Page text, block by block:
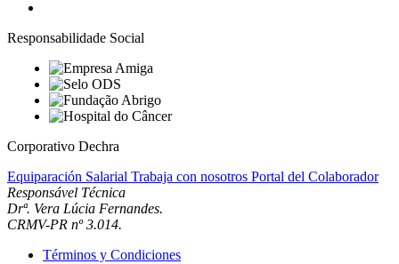
Responsabilidade Social
Corporativo Dechra
Equiparación Salarial Trabaja con nosotros Portal del Colaborador
Responsável Técnica
Drª. Vera Lúcia Fernandes.
CRMV-PR nº 3.014.
Términos y Condiciones